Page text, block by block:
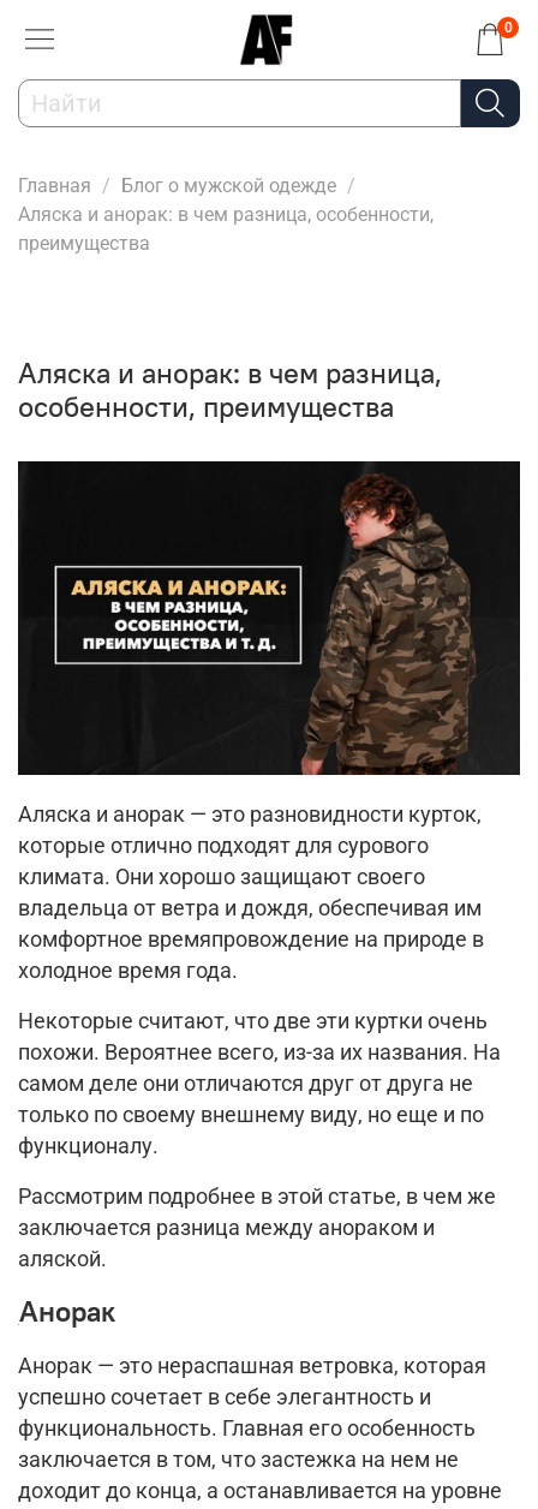
0
Главная
Блог о мужской одежде
Аляска и анорак: в чем разница, особенности,
преимущества
Аляска и анорак: в чем разница,
особенности, преимущества
Аляска и анорак — это разновидности курток,
которые отлично подходят для сурового
климата. Они хорошо защищают своего
владельца от ветра и дождя, обеспечивая им
комфортное времяпровождение на природе в
холодное время года.
Некоторые считают, что две эти куртки очень
похожи. Вероятнее всего, из-за их названия. На
самом деле они отличаются друг от друга не
только по своему внешнему виду, но еще и по
функционалу.
Рассмотрим подробнее в этой статье, в чем же
заключается разница между анораком и
аляской.
Анорак
Анорак — это нераспашная ветровка, которая
успешно сочетает в себе элегантность и
функциональность. Главная его особенность
заключается в том, что застежка на нем не
доходит до конца, а останавливается на уровне